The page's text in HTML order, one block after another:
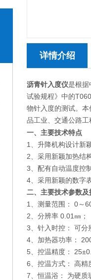
详情介绍
沥青针入度仪是根据
试验规程》中的
物针入度的测试。
品工业、交通公路
一、主要技术特点
1、升降机构设计新
2、采用新颖加热结
3、配有自动温度控
4、采用新颖的数字
二、主要技术参数及
1、测量范围： 0～
2、分辨率 0.01㎜；
3、针入时控： 可分
4、加热器功率：
5、控温精度：
6、控温方式： 高精
7、恒温浴： 为硬质